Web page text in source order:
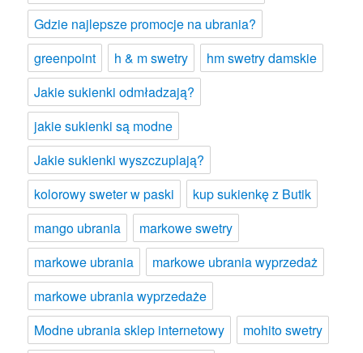
Gdzie najlepsze promocje na ubrania?
greenpoint
h & m swetry
hm swetry damskie
Jakie sukienki odmładzają?
jakie sukienki są modne
Jakie sukienki wyszczuplają?
kolorowy sweter w paski
kup sukienkę z Butik
mango ubrania
markowe swetry
markowe ubrania
markowe ubrania wyprzedaż
markowe ubrania wyprzedaże
Modne ubrania sklep internetowy
mohito swetry